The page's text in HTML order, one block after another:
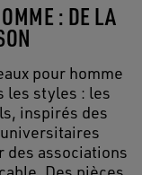
: DE LA
pour homme
les styles : les
inspirés des
des associations